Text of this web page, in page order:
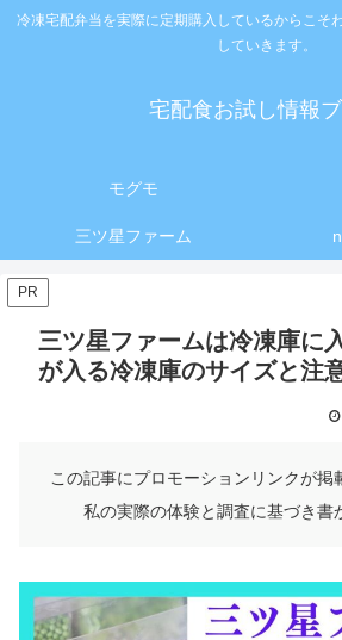
冷凍宅配弁当を実際に定期購入しているからこそ
していきます。
宅配食お試し情報
モグモ
三ツ星ファーム
PR
三ツ星ファームは冷凍庫に
が入る冷凍庫のサイズと注
この記事にプロモーションリンクが掲
私の実際の体験と調査に基づき書